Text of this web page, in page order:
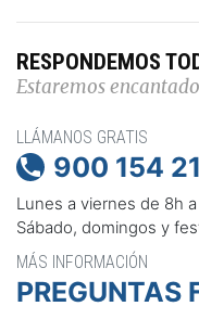
RESPONDEMOS
Estaremos
LLÁMANOS GRATIS
 900 154
Lunes a viernes de 8h a
Sábado, domingos y
MÁS INFORMACIÓN
PREGUNTAS